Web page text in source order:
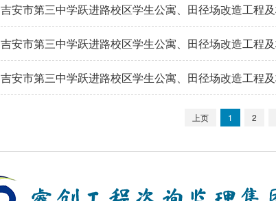
吉安市第三中学跃进路校区学生公寓、田径场改造工程
吉安市第三中学跃进路校区学生公寓、田径场改造工程
吉安市第三中学跃进路校区学生公寓、田径场改造工程
上页 1 2